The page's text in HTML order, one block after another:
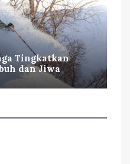
Tingkatkan
dan Jiwa